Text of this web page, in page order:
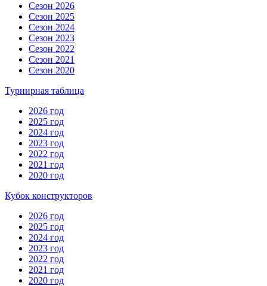
Сезон 2026
Сезон 2025
Сезон 2024
Сезон 2023
Сезон 2022
Сезон 2021
Сезон 2020
Турнирная таблица
2026 год
2025 год
2024 год
2023 год
2022 год
2021 год
2020 год
Кубок конструкторов
2026 год
2025 год
2024 год
2023 год
2022 год
2021 год
2020 год